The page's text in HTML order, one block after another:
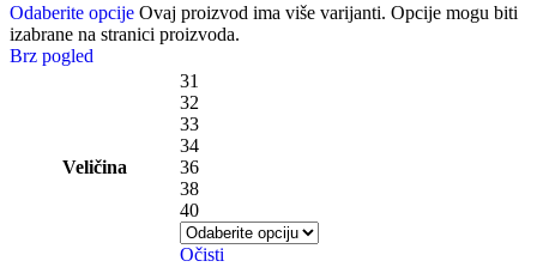
Odaberite opcije Ovaj proizvod ima više varijanti. Opcije mogu biti
izabrane na stranici proizvoda.
Brz pogled
Veličina
31
32
33
34
36
38
40
Očisti